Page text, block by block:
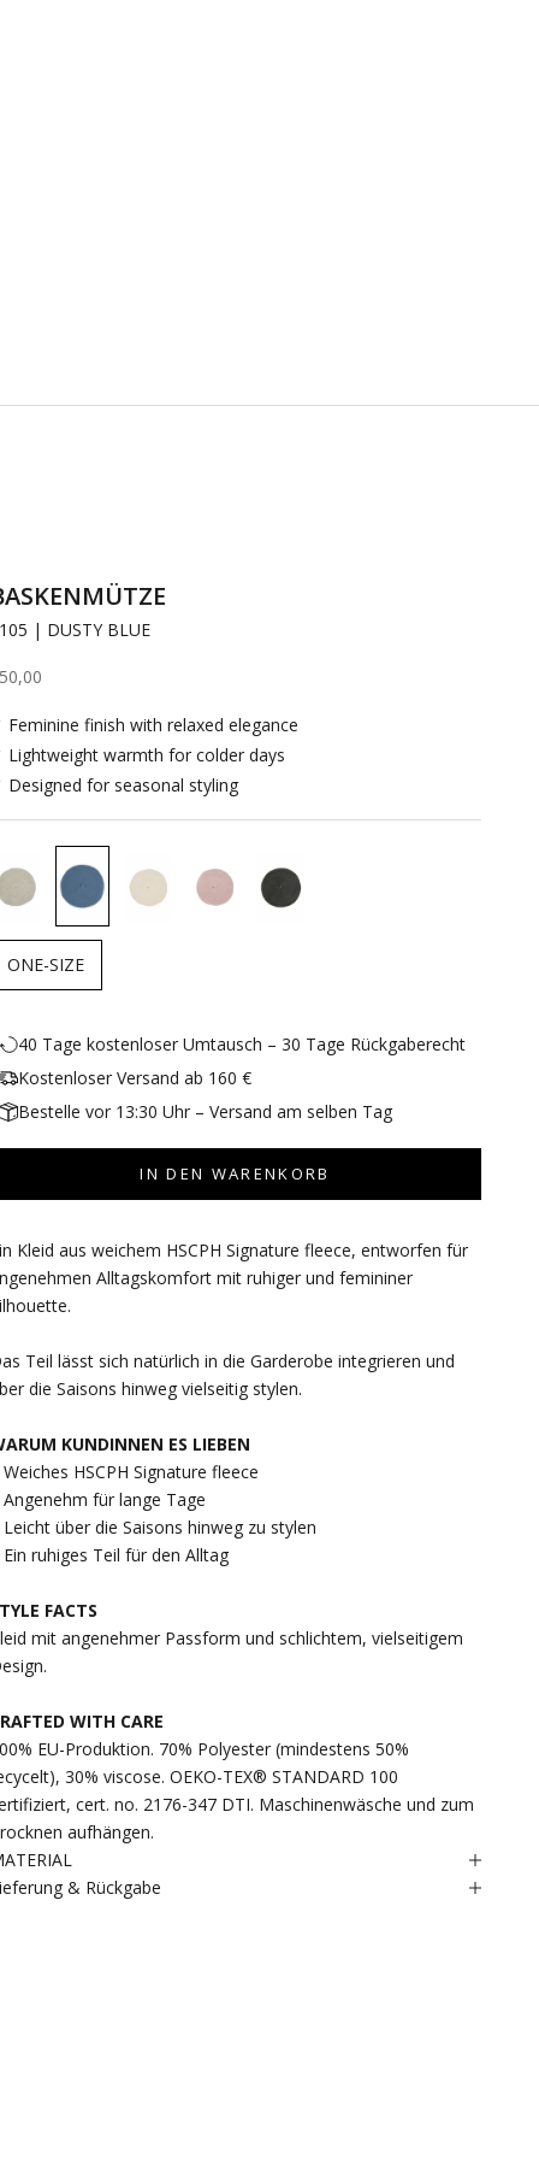
| DUSTY BLUE
Feminine finish with relaxed elegance
Lightweight warmth for colder days
Designed for seasonal styling
ONE-SIZE
40 Tage kostenloser Umtausch – 30 Tage Rückgaberecht
Kostenloser Versand ab 160 €
Bestelle vor 13:30 Uhr – Versand am selben Tag
IN DEN WARENKORB
Kleid aus weichem HSCPH Signature fleece, entworfen für
Alltagskomfort mit ruhiger und femininer
Teil lässt sich natürlich in die Garderobe integrieren und
die Saisons hinweg vielseitig stylen.
KUNDINNEN ES LIEBEN
HSCPH Signature fleece
für lange Tage
über die Saisons hinweg zu stylen
ruhiges Teil für den Alltag
FACTS
mit angenehmer Passform und schlichtem, vielseitigem
WITH CARE
EU-Produktion. 70% Polyester (mindestens 50%
30% viscose. OEKO-TEX® STANDARD 100
cert. no. 2176-347 DTI. Maschinenwäsche und zum
aufhängen.
& Rückgabe